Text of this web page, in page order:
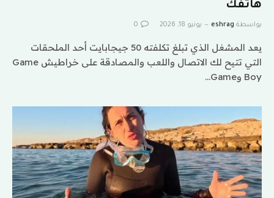
هاتفك
بواسطة eshrag يونيو 18, 2026 0
يعد المشغل الذي تبلغ تكلفته 50 جيجابايت أحد الملحقات
التي تتيح لك الاتصال واللعب والمصادقة على خراطيش Game
Boy وGame…